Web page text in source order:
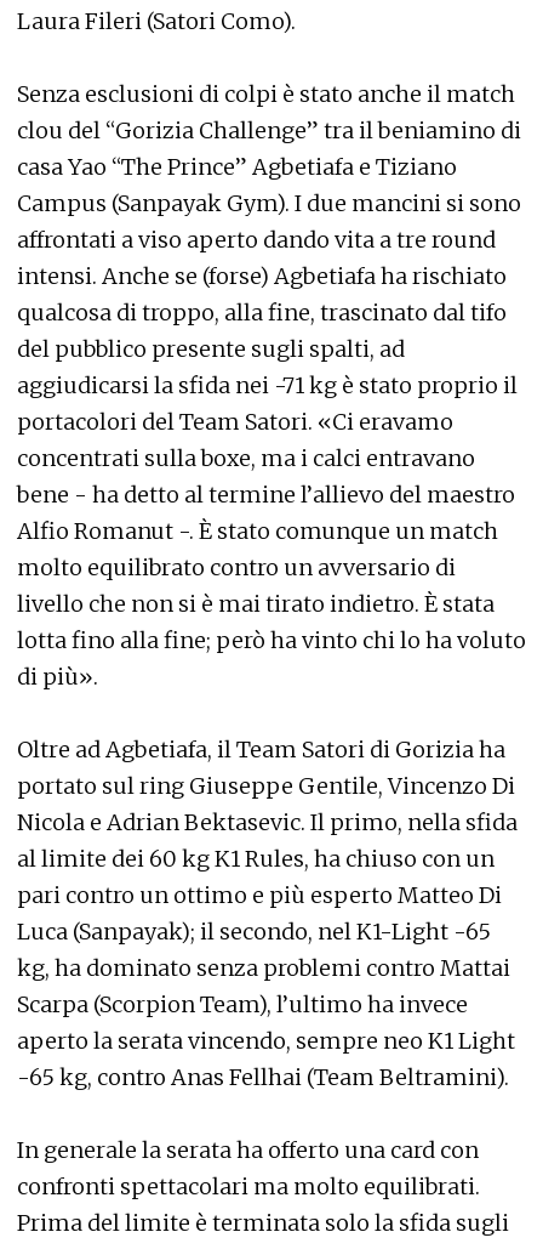
Laura Fileri (Satori Como).
Senza esclusioni di colpi è stato anche il match
clou del “Gorizia Challenge” tra il beniamino di
casa Yao “The Prince” Agbetiafa e Tiziano
Campus (Sanpayak Gym). I due mancini si sono
affrontati a viso aperto dando vita a tre round
intensi. Anche se (forse) Agbetiafa ha rischiato
qualcosa di troppo, alla fine, trascinato dal tifo
del pubblico presente sugli spalti, ad
aggiudicarsi la sfida nei -71 kg è stato proprio il
portacolori del Team Satori. «Ci eravamo
concentrati sulla boxe, ma i calci entravano
bene - ha detto al termine l’allievo del maestro
Alfio Romanut -. È stato comunque un match
molto equilibrato contro un avversario di
livello che non si è mai tirato indietro. È stata
lotta fino alla fine; però ha vinto chi lo ha voluto
di più».
Oltre ad Agbetiafa, il Team Satori di Gorizia ha
portato sul ring Giuseppe Gentile, Vincenzo Di
Nicola e Adrian Bektasevic. Il primo, nella sfida
al limite dei 60 kg K1 Rules, ha chiuso con un
pari contro un ottimo e più esperto Matteo Di
Luca (Sanpayak); il secondo, nel K1-Light -65
kg, ha dominato senza problemi contro Mattai
Scarpa (Scorpion Team), l’ultimo ha invece
aperto la serata vincendo, sempre neo K1 Light
-65 kg, contro Anas Fellhai (Team Beltramini).
In generale la serata ha offerto una card con
confronti spettacolari ma molto equilibrati.
Prima del limite è terminata solo la sfida sugli